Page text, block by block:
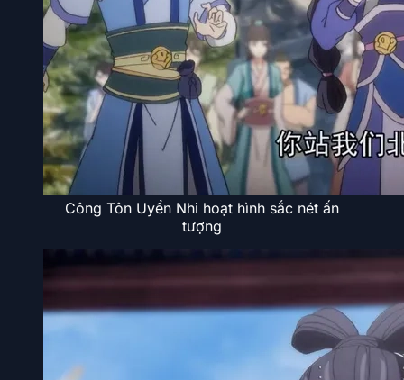
Công Tôn Uyển Nhi hoạt hình sắc nét ấn
tượng